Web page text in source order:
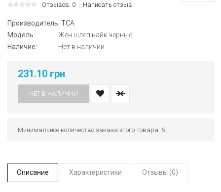
Отзывов: 0 Написать отзыв
Производитель: ТСА
Модель:
Жен шлеп найк черные
Наличие:
Нет в наличии
231.10 грн
НЕТ В НАЛИЧИИ
Минимальное количество заказа этого товара: 5
Описание Характеристики Отзывы (0)